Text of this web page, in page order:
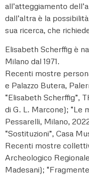
all’atteggiamento
dall’altra è la
sua ricerca, che
Elisabeth Scherffig è
Milano dal 1971.
Recenti mostre
e Palazzo Butera,
“Elisabeth Scherffig”,
di G. L. Marcone); “Le
Pessarelli, Milano,
“Sostituzioni”, Casa
Recenti mostre
Archeologico
Madesani);